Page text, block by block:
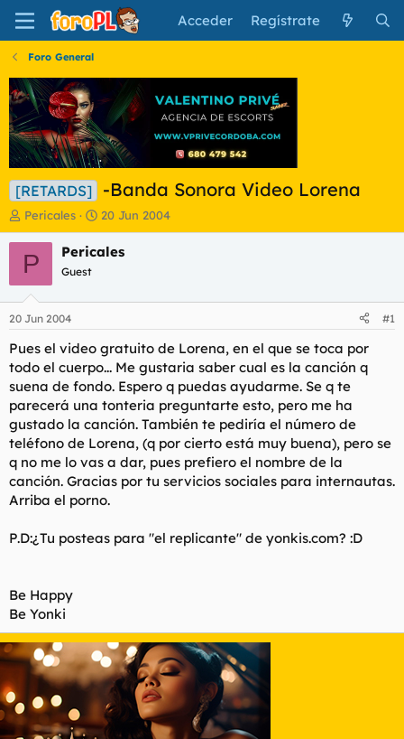
Acceder Regístrate
Foro General
[RETARDS] -Banda Sonora Video Lorena
I
n
i
c
a
d
o
r
d
e
l
t
e
m
a
Pericales
F
e
c
i
n
i
c
i
o
20 Jun 2004
P Pericales
Guest
20 Jun 2004 #1
Pues el video gratuito de Lorena, en el que se toca por
todo el cuerpo... Me gustaria saber cual es la canción q
suena de fondo. Espero q puedas ayudarme. Se q te
parecerá una tonteria preguntarte esto, pero me ha
gustado la canción. También te pediría el número de
teléfono de Lorena, (q por cierto está muy buena), pero se
q no me lo vas a dar, pues prefiero el nombre de la
canción. Gracias por tu servicios sociales para internautas.
Arriba el porno.
P.D:¿Tu posteas para "el replicante" de yonkis.com? :D
Be Happy
Be Yonki